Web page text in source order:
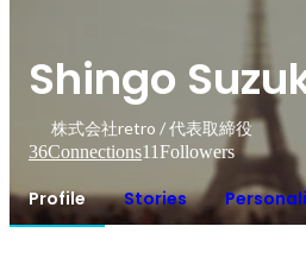
Shingo
株式会社retro / 代表取締役
36Connections11Followers
Profile Stories